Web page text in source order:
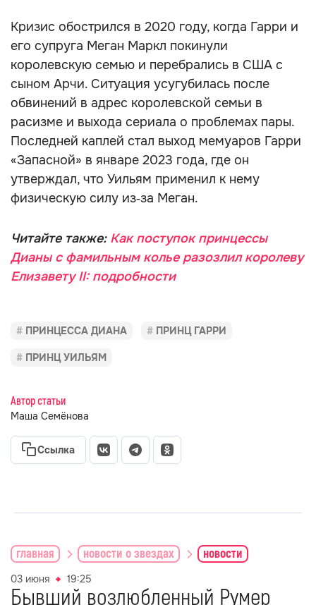
Кризис обострился в 2020 году, когда Гарри и
его супруга Меган Маркл покинули
королевскую семью и перебрались в США с
сыном Арчи. Ситуация усугубилась после
обвинений в адрес королевской семьи в
расизме и выхода сериала о проблемах пары.
Последней каплей стал выход мемуаров Гарри
«Запасной» в январе 2023 года, где он
утверждал, что Уильям применил к нему
физическую силу из‑за Меган.
Читайте также: Как поступок принцессы
Дианы с фамильным колье разозлил королеву
Елизавету II: подробности
ПРИНЦЕССА ДИАНА ПРИНЦ ГАРРИ
ПРИНЦ УИЛЬЯМ
Автор статьи
Маша Семёнова
Ссылка
главная новости о звездах новости
03 июня 19:25
Бывший возлюбленный Румер